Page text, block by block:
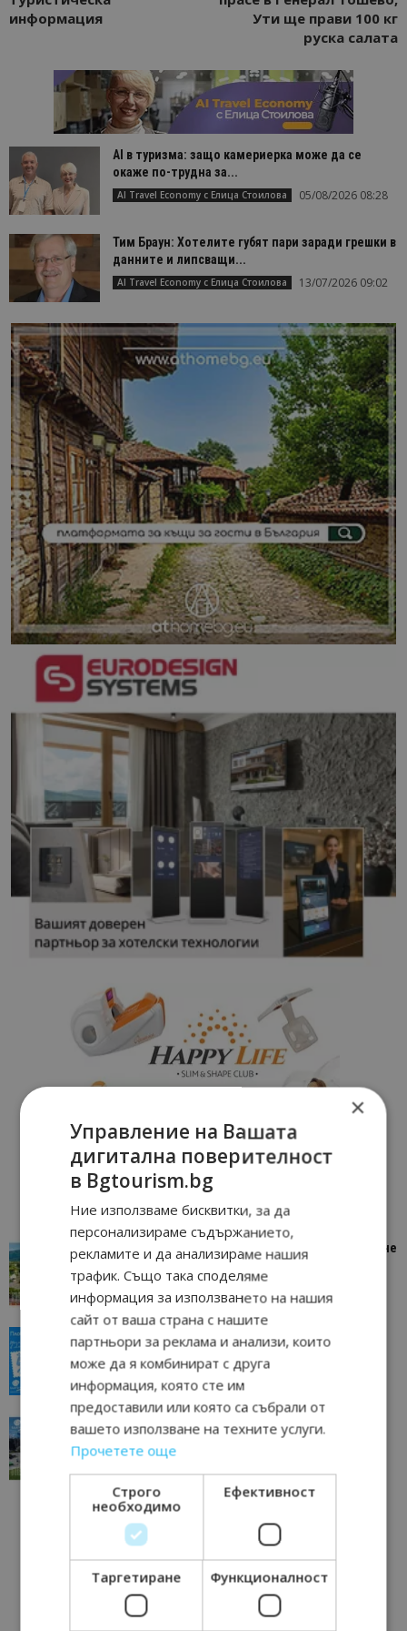
информация
Ути ще прави 100 кг
руска салата
AI в туризма: защо камериерка може да се
окаже по-трудна за...
AI Travel Economy с Елица Стоилова 05/08/2026 08:28
Тим Браун: Хотелите губят пари заради грешки в
данните и липсващи...
AI Travel Economy с Елица Стоилова 13/07/2026 09:02
“Пощенска картичка от…”: Петрич – Изживяване
отвъд очакваното
11/07/2026 11:22
всички времена
Пловдив 23/06/2026 10:00
традициите, културата и вдъхновяващите...
17/06/2026 09:01
×
Управление на Вашата
дигитална поверителност
в Bgtourism.bg
Ние използваме бисквитки, за да
персонализираме съдържанието,
рекламите и да анализираме нашия
трафик. Също така споделяме
информация за използването на нашия
сайт от ваша страна с нашите
партньори за реклама и анализи, които
може да я комбинират с друга
информация, която сте им
предоставили или която са събрали от
вашето използване на техните услуги.
Прочетете още
Строго
необходимо
Ефективност
Таргетиране Функционалност